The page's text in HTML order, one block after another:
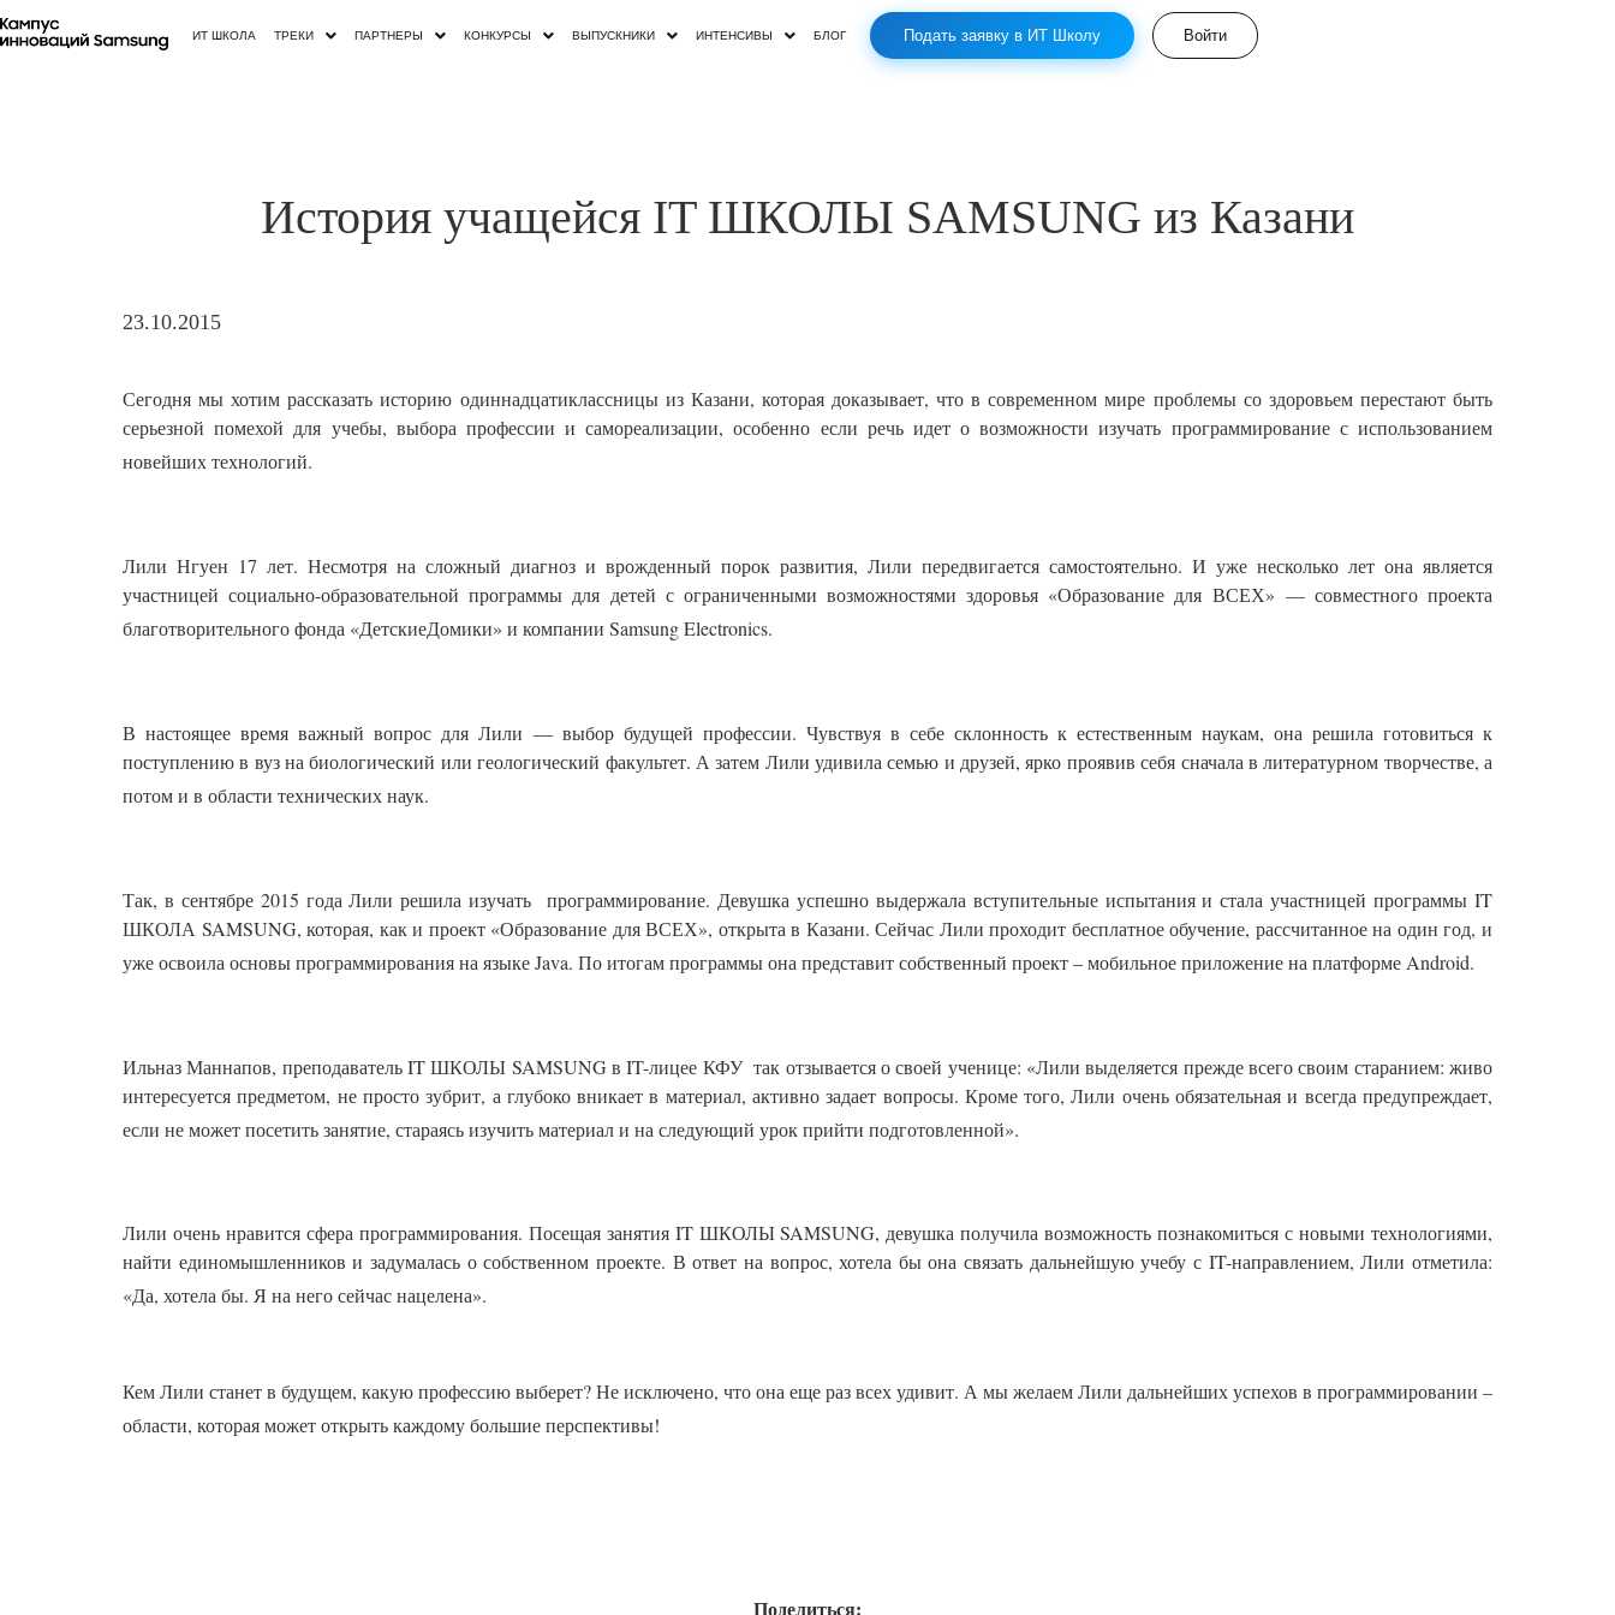
ИТ ШКОЛА ТРЕКИ ПАРТНЕРЫ КОНКУРСЫ ВЫПУСКНИКИ ИНТЕНСИВЫ БЛОГ Подать заявку в ИТ Школу Войти
История учащейся IT ШКОЛЫ SAMSUNG из Казани
23.10.2015
Сегодня мы хотим рассказать историю одиннадцатиклассницы из Казани, которая доказывает, что в современном мире проблемы со здоровьем перестают быть
серьезной помехой для учебы, выбора профессии и самореализации, особенно если речь идет о возможности изучать программирование с использованием
новейших технологий.
Лили Нгуен 17 лет. Несмотря на сложный диагноз и врожденный порок развития, Лили передвигается самостоятельно. И уже несколько лет она является
участницей социально-образовательной программы для детей с ограниченными возможностями здоровья «Образование для ВСЕХ» — совместного проекта
благотворительного фонда «ДетскиеДомики» и компании Samsung Electronics.
В настоящее время важный вопрос для Лили — выбор будущей профессии. Чувствуя в себе склонность к естественным наукам, она решила готовиться к
поступлению в вуз на биологический или геологический факультет. А затем Лили удивила семью и друзей, ярко проявив себя сначала в литературном творчестве, а
потом и в области технических наук.
Так, в сентябре 2015 года Лили решила изучать программирование. Девушка успешно выдержала вступительные испытания и стала участницей программы IT
ШКОЛА SAMSUNG, которая, как и проект «Образование для ВСЕХ», открыта в Казани. Сейчас Лили проходит бесплатное обучение, рассчитанное на один год, и
уже освоила основы программирования на языке Java. По итогам программы она представит собственный проект – мобильное приложение на платформе Android.
Ильназ Маннапов, преподаватель IT ШКОЛЫ SAMSUNG в IT-лицее КФУ так отзывается о своей ученице: «Лили выделяется прежде всего своим старанием: живо
интересуется предметом, не просто зубрит, а глубоко вникает в материал, активно задает вопросы. Кроме того, Лили очень обязательная и всегда предупреждает,
если не может посетить занятие, стараясь изучить материал и на следующий урок прийти подготовленной».
Лили очень нравится сфера программирования. Посещая занятия IT ШКОЛЫ SAMSUNG, девушка получила возможность познакомиться с новыми технологиями,
найти единомышленников и задумалась о собственном проекте. В ответ на вопрос, хотела бы она связать дальнейшую учебу с IT-направлением, Лили отметила:
«Да, хотела бы. Я на него сейчас нацелена».
Кем Лили станет в будущем, какую профессию выберет? Не исключено, что она еще раз всех удивит. А мы желаем Лили дальнейших успехов в программировании –
области, которая может открыть каждому большие перспективы!
Поделиться: